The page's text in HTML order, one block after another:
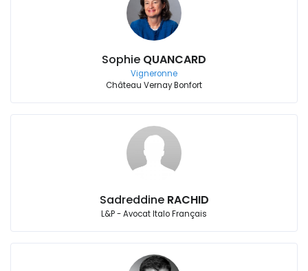
Sophie QUANCARD
Vigneronne
Château Vernay Bonfort
Sadreddine RACHID
L&P - Avocat Italo Français